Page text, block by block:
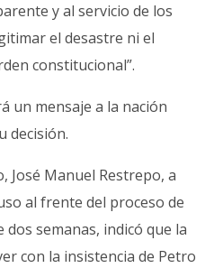
y al servicio de los
el desastre ni el
constitucional”.
un mensaje a la nación
decisión.
José Manuel Restrepo, a
al frente del proceso de
semanas, indicó que la
con la insistencia de Petro